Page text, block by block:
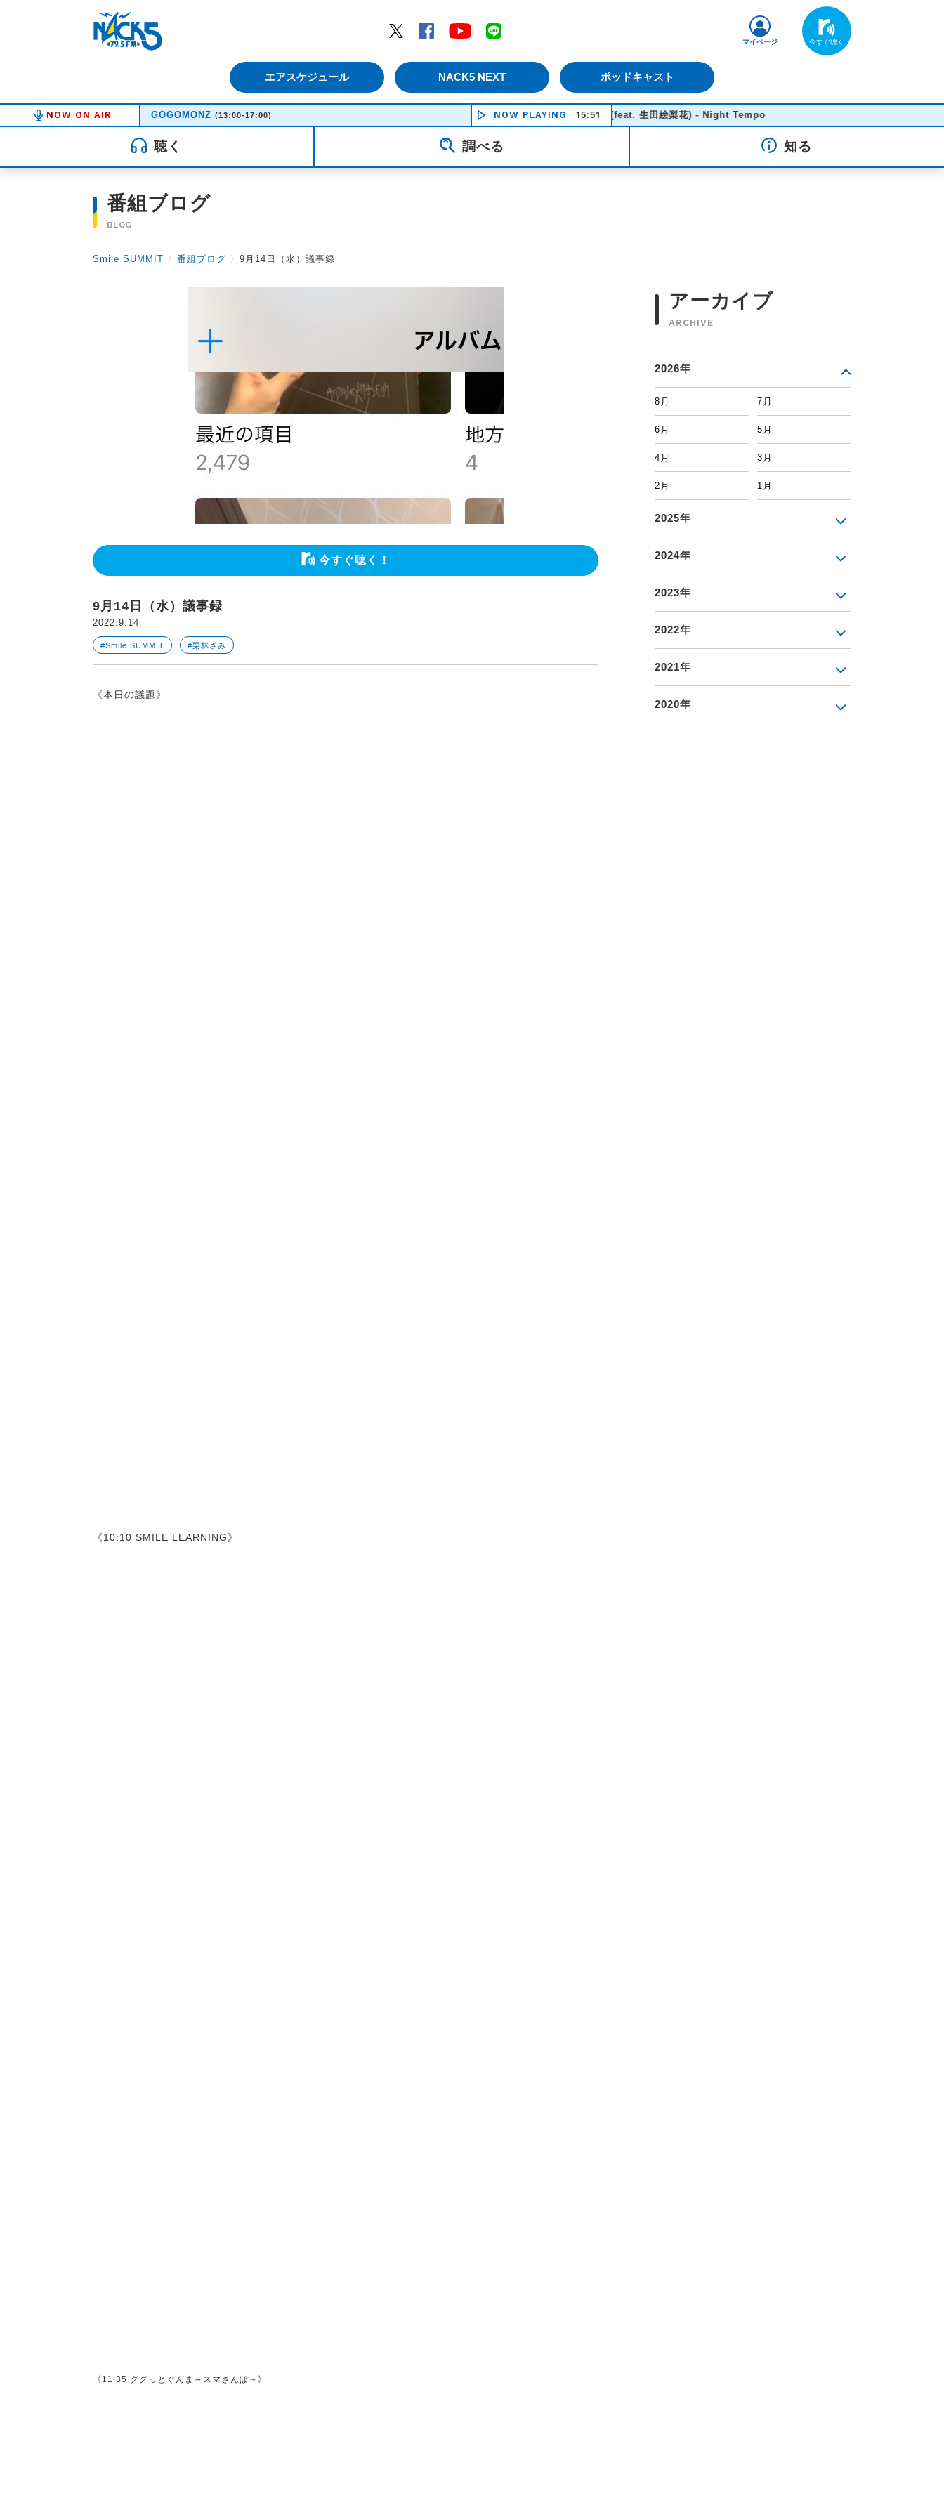
Twitter
Facebook YouTube
エアスケジュール NACK5 NEXT ポッドキャスト
マイページ
NOW ON AIR GOGOMONZ (13:00-17:00) NOW PLAYING 15:51
シーズン・イン・ザ・サン (feat. 生田絵梨花) - Night Tempo
聴く 調べる 知る
番組ブログ
BLOG
Smile SUMMIT 〉 番組ブログ 〉 9月14日（水）議事録
今すぐ聴く！
9月14日（水）議事録
2022.9.14
#Smile SUMMIT #栗林さみ
《本日の議題》
《10:10 SMILE LEARNING》
《11:35 ググっとぐんま～スマさんぽ～》
アーカイブ
ARCHIVE
2026年
8月 7月
6月 5月
4月 3月
2月 1月
2025年
2024年
2023年
2022年
2021年
2020年